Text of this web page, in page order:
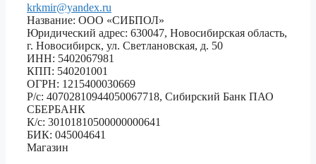
krkmir@yandex.ru
Название: ООО «СИБПОЛ»
Юридический адрес: 630047, Новосибирская область,
г. Новосибирск, ул. Светлановская, д. 50
ИНН: 5402067981
КПП: 540201001
ОГРН: 1215400030669
Р/с: 40702810944050067718, Сибирский Банк ПАО
СБЕРБАНК
К/с: 30101810500000000641
БИК: 045004641
Магазин